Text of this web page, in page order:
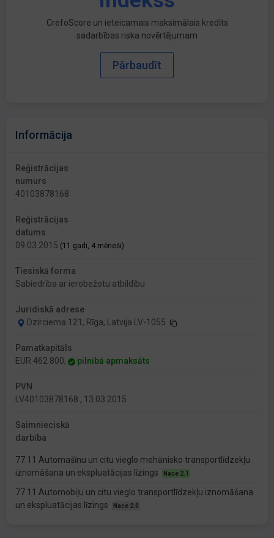
CrefoScore un ieteicamais maksimālais kredīts
sadarbības riska novērtējumam
Pārbaudīt
Informācija
Reģistrācijas
numurs
40103878168
Reģistrācijas
datums
09.03.2015 (11 gadi, 4 mēneši)
Tiesiskā forma
Sabiedrība ar ierobežotu atbildību
Juridiskā adrese
Dzirciema 121, Rīga, Latvija LV-1055
Pamatkapitāls
EUR 462 800,
pilnībā apmaksāts
PVN
LV40103878168 , 13.03.2015
Saimnieciskā
darbība
77.11 Automašīnu un citu vieglo mehānisko transportlīdzekļu
iznomāšana un ekspluatācijas līzings
Nace 2.1
77.11 Automobiļu un citu vieglo transportlīdzekļu iznomāšana
un ekspluatācijas līzings
Nace 2.0